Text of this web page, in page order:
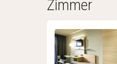
Zimmer